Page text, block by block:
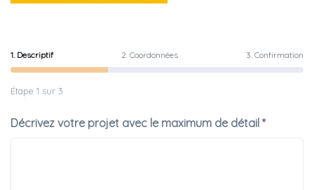
1. Descriptif 2. Coordonnées 3. Confirmation
Étape 1 sur 3
Décrivez votre projet avec le maximum de détail *